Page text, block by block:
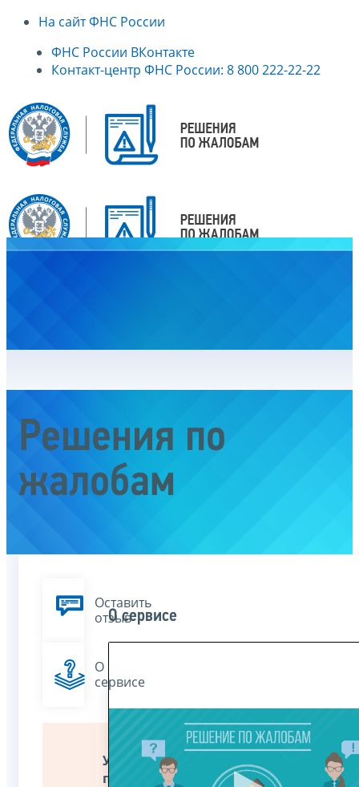
На сайт ФНС России
ФНС России ВКонтакте
Контакт-центр ФНС России: 8 800 222-22-22
Решения по
жалобам
Оставить
отзыв
О
сервисе
Уважаемые
пользователи!
О сервисе